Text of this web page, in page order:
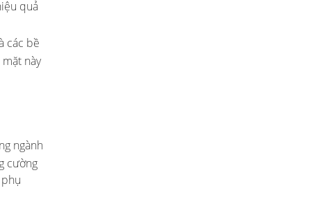
quả
các bề
này
ngành
cường